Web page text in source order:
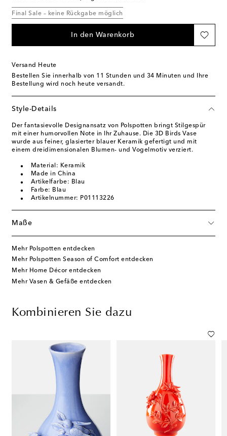
Final Sale – keine Rückgabe möglich
In den Warenkorb
Versand Heute
Bestellen Sie innerhalb von 11 Stunden und 34 Minuten und Ihre
Bestellung wird noch heute versandt.
Style-Details
Der fantasievolle Designansatz von Polspotten bringt Stilgespür
mit einer humorvollen Note in Ihr Zuhause. Die 3D Birds Vase
wurde aus feiner, glasierter blauer Keramik gefertigt und mit
einem dreidimensionalen Blumen- und Vogelmotiv verziert.
Material: Keramik
Made in China
Artikelfarbe: Blau
Farbe: Blau
Artikelnummer: P01113226
Maße
Mehr Polspotten entdecken
Mehr Polspotten Season of Comfort entdecken
Mehr Home Décor entdecken
Mehr Vasen & Gefäße entdecken
Kombinieren Sie dazu